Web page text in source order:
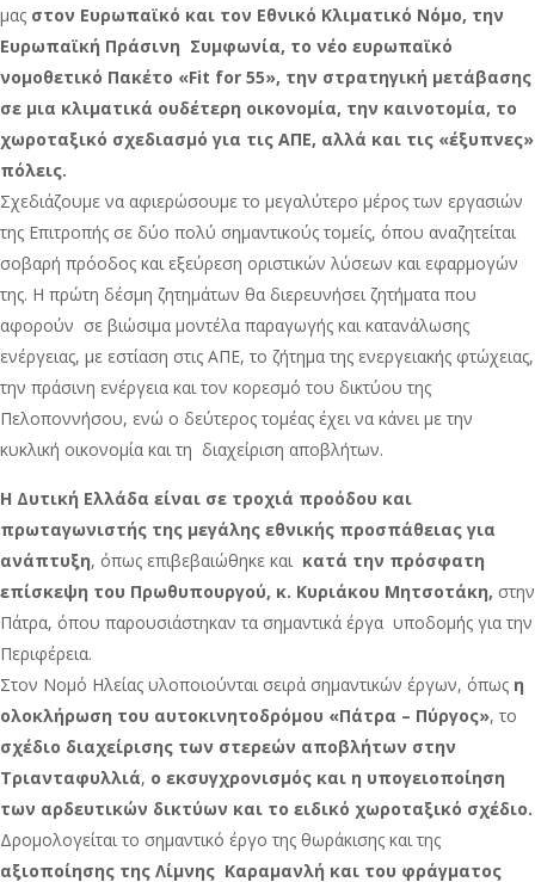
μας στον Ευρωπαϊκό και τον Εθνικό Κλιματικό Νόμο, την
Ευρωπαϊκή Πράσινη Συμφωνία, το νέο ευρωπαϊκό
νομοθετικό Πακέτο «Fit for 55», την στρατηγική μετάβασης
σε μια κλιματικά ουδέτερη οικονομία, την καινοτομία, το
χωροταξικό σχεδιασμό για τις ΑΠΕ, αλλά και τις «έξυπνες»
πόλεις.
Σχεδιάζουμε να αφιερώσουμε το μεγαλύτερο μέρος των εργασιών
της Επιτροπής σε δύο πολύ σημαντικούς τομείς, όπου αναζητείται
σοβαρή πρόοδος και εξεύρεση οριστικών λύσεων και εφαρμογών
της. Η πρώτη δέσμη ζητημάτων θα διερευνήσει ζητήματα που
αφορούν σε βιώσιμα μοντέλα παραγωγής και κατανάλωσης
ενέργειας, με εστίαση στις ΑΠΕ, το ζήτημα της ενεργειακής φτώχειας,
την πράσινη ενέργεια και τον κορεσμό του δικτύου της
Πελοποννήσου, ενώ ο δεύτερος τομέας έχει να κάνει με την
κυκλική οικονομία και τη διαχείριση αποβλήτων.
Η Δυτική Ελλάδα είναι σε τροχιά προόδου και
πρωταγωνιστής της μεγάλης εθνικής προσπάθειας για
ανάπτυξη, όπως επιβεβαιώθηκε και κατά την πρόσφατη
επίσκεψη του Πρωθυπουργού, κ. Κυριάκου Μητσοτάκη, στην
Πάτρα, όπου παρουσιάστηκαν τα σημαντικά έργα υποδομής για την
Περιφέρεια.
Στον Νομό Ηλείας υλοποιούνται σειρά σημαντικών έργων, όπως η
ολοκλήρωση του αυτοκινητοδρόμου «Πάτρα – Πύργος», το
σχέδιο διαχείρισης των στερεών αποβλήτων στην
Τριανταφυλλιά, ο εκσυγχρονισμός και η υπογειοποίηση
των αρδευτικών δικτύων και το ειδικό χωροταξικό σχέδιο.
Δρομολογείται το σημαντικό έργο της θωράκισης και της
αξιοποίησης της Λίμνης Καραμανλή και του φράγματος